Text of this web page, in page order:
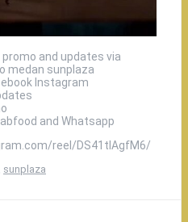
and updates via
medan sunplaza
Instagram
and Whatsapp
reel/DS41tlAgfM6/
sunplaza